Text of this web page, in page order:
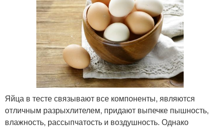
Яйца в тесте связывают все компоненты, являются
отличным разрыхлителем, придают выпечке пышность,
влажность, рассыпчатость и воздушность. Однако